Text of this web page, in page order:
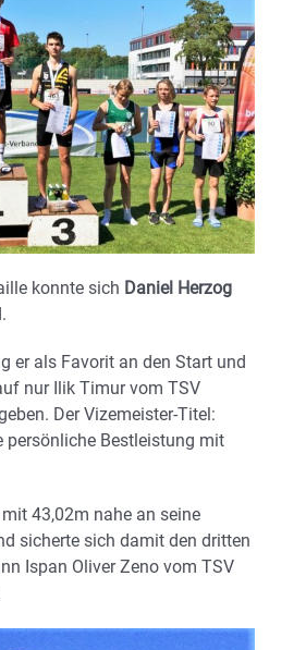
konnte sich Daniel Herzog
er als Favorit an den Start und
nur Ilik Timur vom TSV
Der Vizemeister-Titel:
persönliche Bestleistung mit
43,02m nahe an seine
sicherte sich damit den dritten
Ispan Oliver Zeno vom TSV